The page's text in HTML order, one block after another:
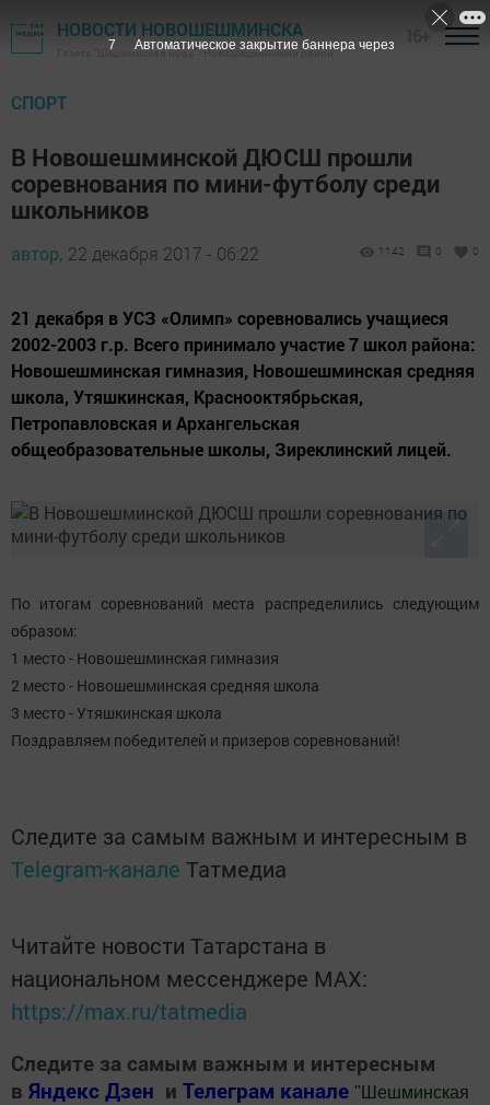
НОВОСТИ НОВОШЕШМИНСКА
Газета "Шешминская новь" - Новошешминский район
СПОРТ
В Новошешминской ДЮСШ прошли
соревнования по мини-футболу среди
школьников
автор, 22 декабря 2017 - 06:22 1142 0 0
21 декабря в УСЗ «Олимп» соревновались учащиеся
2002-2003 г.р. Всего принимало участие 7 школ района:
Новошешминская гимназия, Новошешминская средняя
школа, Утяшкинская, Краснооктябрьская,
Петропавловская и Архангельская
общеобразовательные школы, Зиреклинский лицей.
По итогам соревнований места распределились следующим
образом:
1 место - Новошешминская гимназия
2 место - Новошешминская средняя школа
3 место - Утяшкинская школа
Поздравляем победителей и призеров соревнований!
Следите за самым важным и интересным в
Telegram-канале Татмедиа
Читайте новости Татарстана в
национальном мессенджере MАХ:
https://max.ru/tatmedia
Следите за самым важным и интересным
в Яндекс Дзен и Телеграм канале " Шешминская
6 Автоматическое закрытие баннера через